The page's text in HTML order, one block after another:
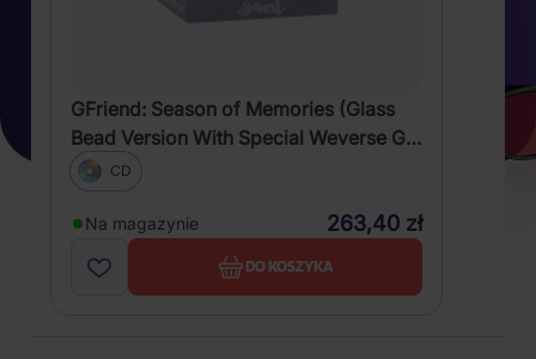
GFriend: Season of Memories (Glass
Bead Version With Special Weverse Gift
Event)
CD
Na magazynie 263,40 zł
DO KOSZYKA